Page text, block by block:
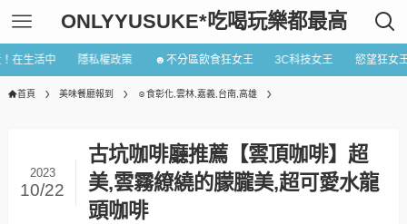
ONLYYUSUKE*吃喝玩樂都最高
在生活中 隱私權政策 ☻不分區飲食狂女王 3C科技女王 慾望狂女
首頁 美味餐廳報到 ☺食彰化,雲林,嘉義,台南,高雄
古坑咖啡廳推薦【雲頂咖啡】超
美,雲霧繚繞的朦朧美,超可愛水龍
頭咖啡
2023
10/22